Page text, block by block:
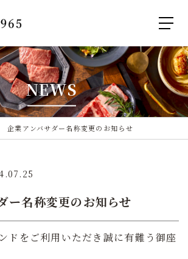
NEWS
企業アンバサダー名称変更のお知らせ
ー名称変更のお知らせ
ドをご利用いただき誠に有難う御座